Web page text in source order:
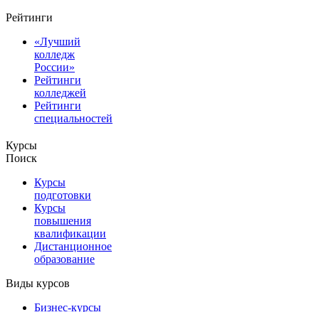
Рейтинги
«Лучший
колледж
России»
Рейтинги
колледжей
Рейтинги
специальностей
Курсы
Поиск
Курсы
подготовки
Курсы
повышения
квалификации
Дистанционное
образование
Виды курсов
Бизнес-курсы